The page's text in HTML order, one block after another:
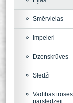
Smērvielas
Impeleri
Dzenskrūves
Slēdži
Vadības
pārslēdzēji